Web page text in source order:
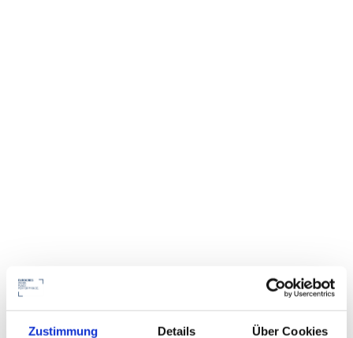
Zustimmung Details Über Cookies